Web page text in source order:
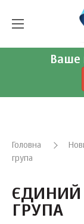
Ваше
Головна
група
ЄДИНИЙ
ГРУПА